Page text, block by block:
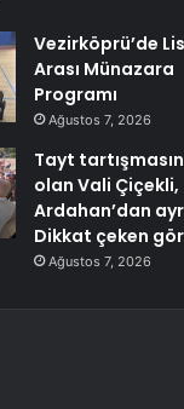
Vezirköprü’de
Arası Münazara
Programı
Ağustos 7, 2026
Tayt
olan Vali Çiçekli,
Ardahan’dan
Dikkat çeken
Ağustos 7, 2026